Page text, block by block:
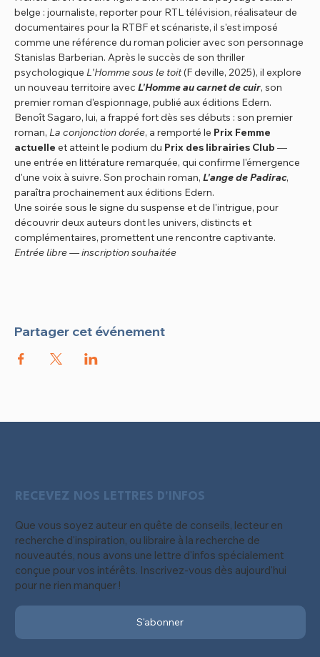
belge : journaliste, reporter pour RTL télévision, réalisateur de
documentaires pour la RTBF et scénariste, il s'est imposé
comme une référence du roman policier avec son personnage
Stanislas Barberian. Après le succès de son thriller
psychologique L'Homme sous le toit (F deville, 2025), il explore
un nouveau territoire avec L'Homme au carnet de cuir, son
premier roman d'espionnage, publié aux éditions Edern.
Benoît Sagaro, lui, a frappé fort dès ses débuts : son premier
roman, La conjonction dorée, a remporté le Prix Femme
actuelle et atteint le podium du Prix des librairies Club —
une entrée en littérature remarquée, qui confirme l'émergence
d'une voix à suivre. Son prochain roman, L'ange de Padirac,
paraîtra prochainement aux éditions Edern.
Une soirée sous le signe du suspense et de l'intrigue, pour
découvrir deux auteurs dont les univers, distincts et
complémentaires, promettent une rencontre captivante.
Entrée libre — inscription souhaitée
Partager cet événement
RECEVEZ NOS LETTRES D'INFOS
Que vous soyez auteur en quête de conseils, lecteur en
recherche d'inspiration, ou libraire à la recherche de
nouveautés, nous avons une lettre d'infos spécialement
conçue pour vos intérêts. Inscrivez-vous dès aujourd'hui
pour ne rien manquer !
S'abonner